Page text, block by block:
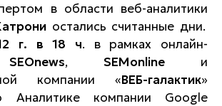
в области веб-аналитики
остались считанные дни.
г. в 18 ч. в рамках онлайн-
SEOnews, SEMonline и
компании «ВЕБ-галактик»
Аналитике компании Google